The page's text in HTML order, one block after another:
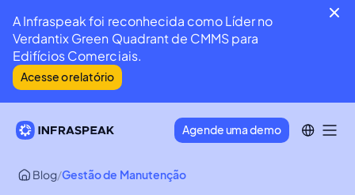
A Infraspeak foi reconhecida como Líder no
Verdantix Green Quadrant de CMMS para
Edifícios Comerciais.
Acesse o relatório
Agende uma demo
Blog/Gestão de Manutenção